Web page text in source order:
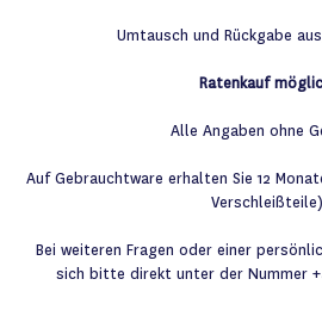
Umtausch und Rückgabe
Ratenkauf
Alle Angaben ohne
Auf Gebrauchtware erhalten Sie 12
Verschleißteile)
Bei weiteren Fragen oder einer
sich bitte direkt unter der Nummer